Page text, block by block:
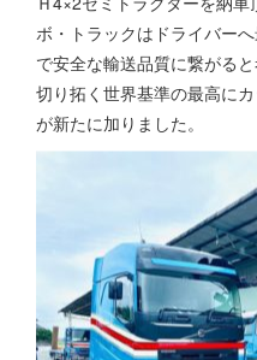
ボ・トラックはドライバー
で安全な輸送品質に繋がる
切り拓く世界基準の最高に
が新たに加りました。